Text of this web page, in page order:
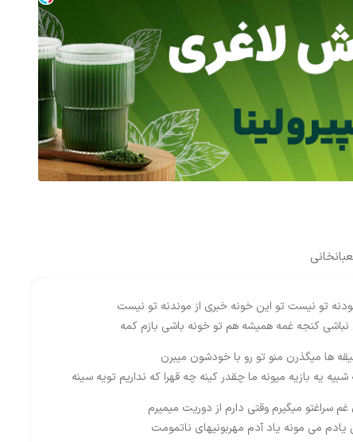
تو نیست تو این خونه خبری از موندنه تو نیست
کنجه غمه همیشه هم تو خونه باشی بازم کمه
ها میگذرن منو تو رو با خودشون میبرن
یه بازیه میونه ما چقدر کینه چه قهرا که نداریم تویه سینه
سراغتو میگیرم وقتی دارم از دوریت میمیرم
می مونه یاد آدم مهربونیهای ناتمومت